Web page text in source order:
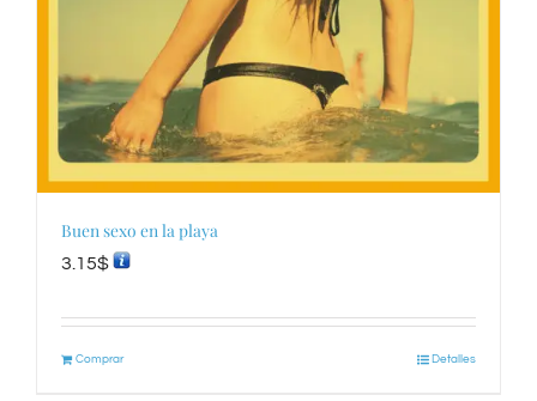
Buen sexo en la playa
3.15$
Comprar Detalles